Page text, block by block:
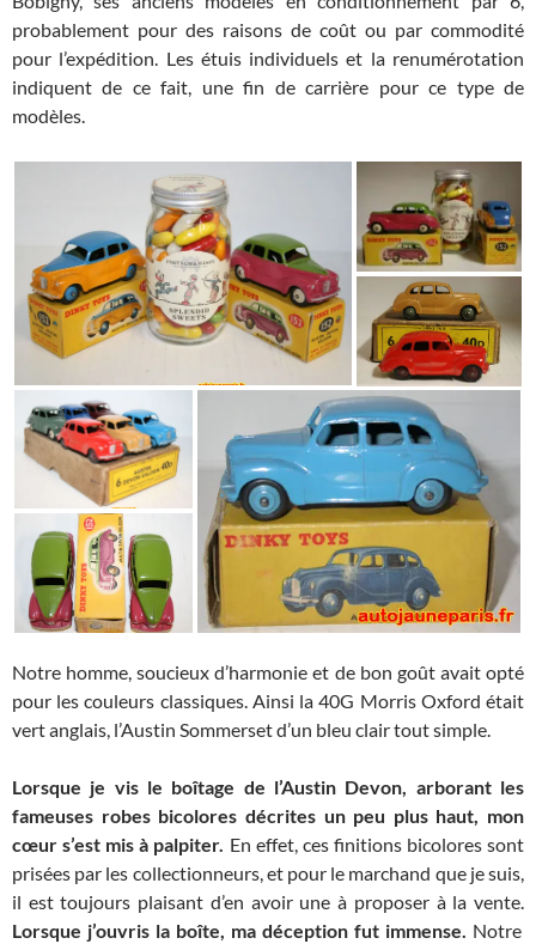
probablement pour des raisons de coût ou par commodité
pour l’expédition. Les étuis individuels et la renumérotation
indiquent de ce fait, une fin de carrière pour ce type de
modèles.
Notre homme, soucieux d’harmonie et de bon goût avait opté
pour les couleurs classiques. Ainsi la 40G Morris Oxford était
vert anglais, l’Austin Sommerset d’un bleu clair tout simple.
Lorsque je vis le boîtage de l’Austin Devon, arborant les
fameuses robes bicolores décrites un peu plus haut, mon
cœur s’est mis à palpiter. En effet, ces finitions bicolores sont
prisées par les collectionneurs, et pour le marchand que je suis,
il est toujours plaisant d’en avoir une à proposer à la vente.
Lorsque j’ouvris la boîte, ma déception fut immense. Notre